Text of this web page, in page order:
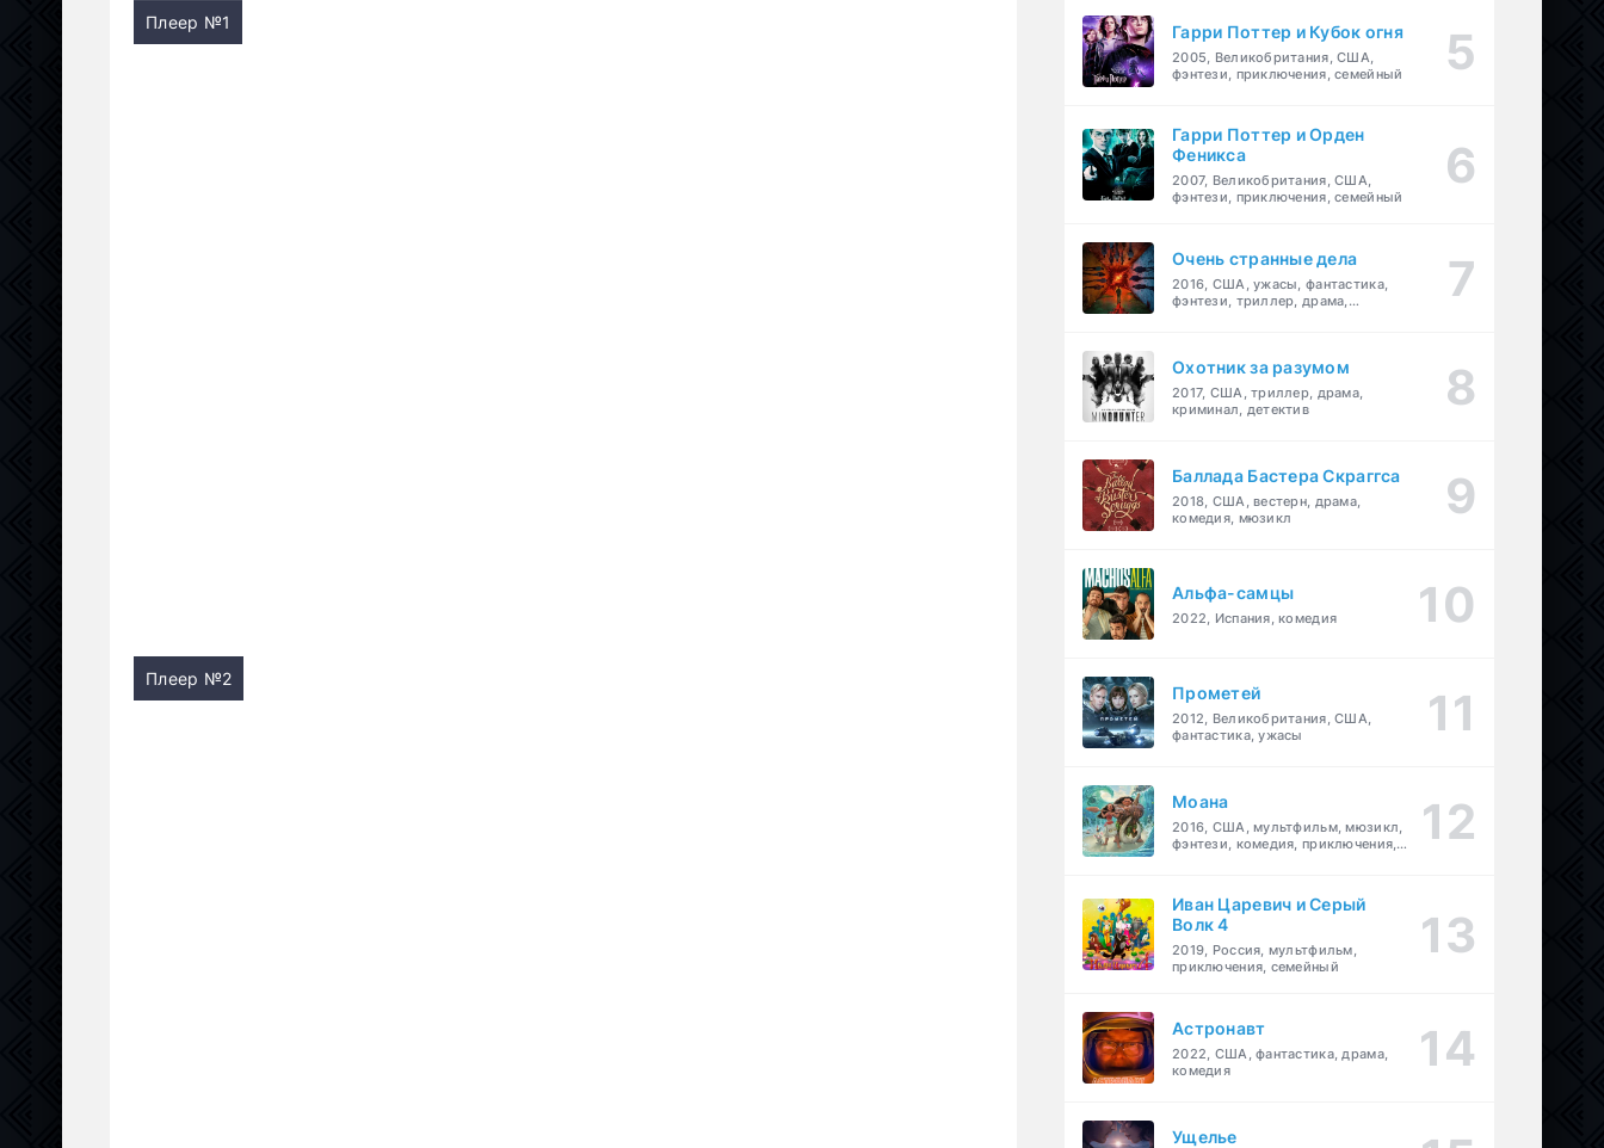
Плеер №1
Плеер №2
Гарри Поттер и Кубок огня
2005, Великобритания, США,
фэнтези, приключения, семейный
Гарри Поттер и Орден
Феникса
2007, Великобритания, США,
фэнтези, приключения, семейный
Очень странные дела
2016, США, ужасы, фантастика,
фэнтези, триллер, драма,
Охотник за разумом
2017, США, триллер, драма,
криминал, детектив
Баллада Бастера Скраггса
2018, США, вестерн, драма,
комедия, мюзикл
Альфа-самцы
2022, Испания, комедия
Прометей
2012, Великобритания, США,
фантастика, ужасы
Моана
2016, США, мультфильм, мюзикл,
фэнтези, комедия, приключения,
Иван Царевич и Серый
Волк 4
2019, Россия, мультфильм,
приключения, семейный
Астронавт
2022, США, фантастика, драма,
комедия
Ущелье